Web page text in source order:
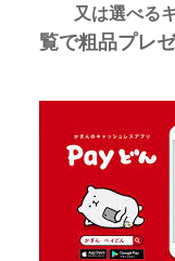
又は選べるキ
覧で粗品プレ